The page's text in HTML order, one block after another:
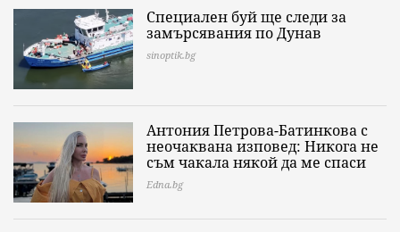
Специален буй ще следи за
замърсявания по Дунав
sinoptik.bg
Антония Петрова-Батинкова с
неочаквана изповед: Никога не
съм чакала някой да ме спаси
Edna.bg